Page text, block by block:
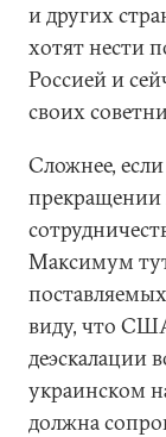
и других
хотят нести
Россией и
своих
Сложнее,
прекращении
Максимум
виду, что США
деэскалации
украинском
должна